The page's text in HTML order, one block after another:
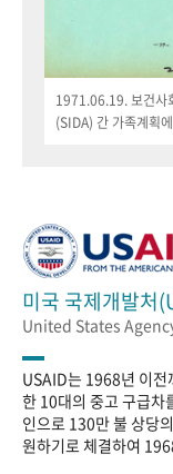
1971.06.19. 보건사
(SIDA) 간 가족계획
미국 국제개발처
United States
USAID는 1968년 이전
한 10대의 중고 구급차
인으로 130만 불 상당
원하기로 체결하여